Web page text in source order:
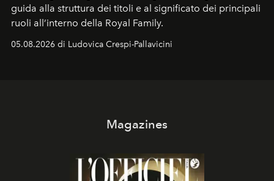
guida alla struttura dei titoli e al significato dei principali
ruoli all’interno della Royal Family.
05.08.2026 di Ludovica Crespi-Pallavicini
Magazines